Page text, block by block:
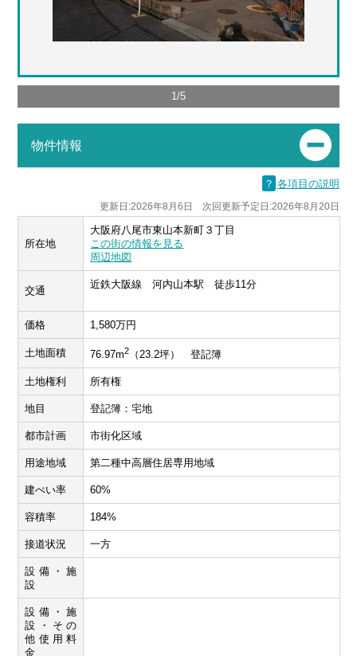
1/5
物件情報
？ 各項目の説明
更新日:2026年8月6日 次回更新予定日:2026年8月20日
所在地
大阪府八尾市東山本新町３丁目
この街の情報を見る
周辺地図
交通
近鉄大阪線 河内山本駅 徒歩11分
価格 1,580万円
土地面積 76.97m2 （23.2坪） 登記簿
土地権利 所有権
地目 登記簿：宅地
都市計画 市街化区域
用途地域 第二種中高層住居専用地域
建ぺい率 60%
容積率 184%
接道状況 一方
設備・施
設
設備・施
設・その
他使用料
金